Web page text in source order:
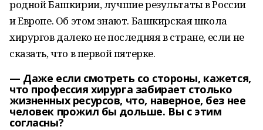
родной Башкирии, лучшие результаты в России
и Европе. Об этом знают. Башкирская школа
хирургов далеко не последняя в стране, если не
сказать, что в первой пятерке.
— Даже если смотреть со стороны, кажется,
что профессия хирурга забирает столько
жизненных ресурсов, что, наверное, без нее
человек прожил бы дольше. Вы с этим
согласны?